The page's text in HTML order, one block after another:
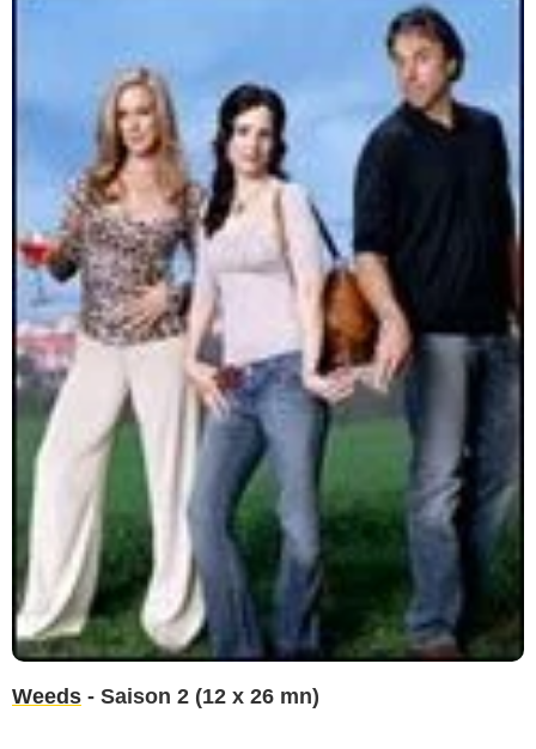
Weeds - Saison 2 (12 x 26 mn)